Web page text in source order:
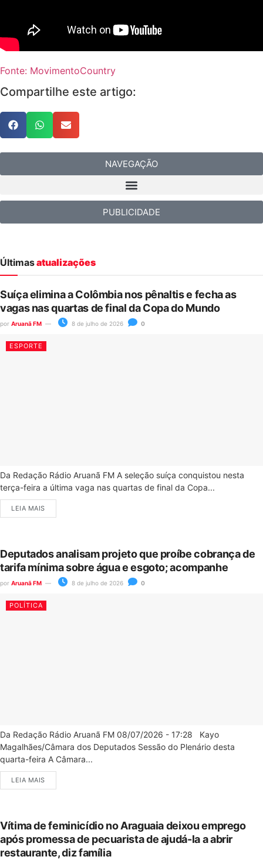
Fonte: MovimentoCountry
Compartilhe este artigo:
NAVEGAÇÃO
PUBLICIDADE
Últimasatualizações
Suíça elimina a Colômbia nos pênaltis e fecha as
vagas nas quartas de final da Copa do Mundo
por Aruanã FM 8 de julho de 2026 0
ESPORTE
Da Redação Rádio Aruanã FM A seleção suíça conquistou nesta
terça-feira a última vaga nas quartas de final da Copa...
LEIA MAIS
Deputados analisam projeto que proíbe cobrança de
tarifa mínima sobre água e esgoto; acompanhe
por Aruanã FM 8 de julho de 2026 0
POLÍTICA
Da Redação Rádio Aruanã FM 08/07/2026 - 17:28 Kayo
Magalhães/Câmara dos Deputados Sessão do Plenário desta
quarta-feira A Câmara...
LEIA MAIS
Vítima de feminicídio no Araguaia deixou emprego
após promessa de pecuarista de ajudá-la a abrir
restaurante, diz família